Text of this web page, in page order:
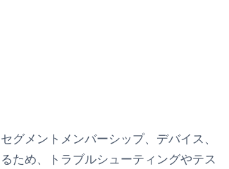
グメントメンバーシップ、デバイス、
ため、トラブルシューティングやテス